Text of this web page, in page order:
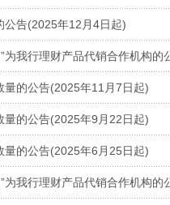
公告(2025年12月4日起)
为我行理财产品代销合作机构的
量的公告(2025年11月7日起)
量的公告(2025年9月22日起)
量的公告(2025年6月25日起)
为我行理财产品代销合作机构的